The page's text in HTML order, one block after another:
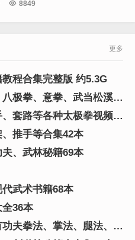
 8849
更多
程合集完整版 约5.3G
极拳、意拳、武当松溪、
套路等各种太极拳视频
推手等合集42本
、武林秘籍69本
武术书籍68本
36本
夫拳法、掌法、腿法、器